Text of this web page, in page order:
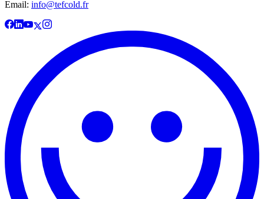
Email: info@tefcold.fr